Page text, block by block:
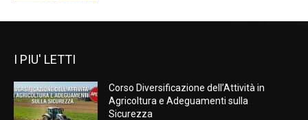
I PIU' LETTI
Corso Diversificazione dell’Attività in
Agricoltura e Adeguamenti sulla
Sicurezza